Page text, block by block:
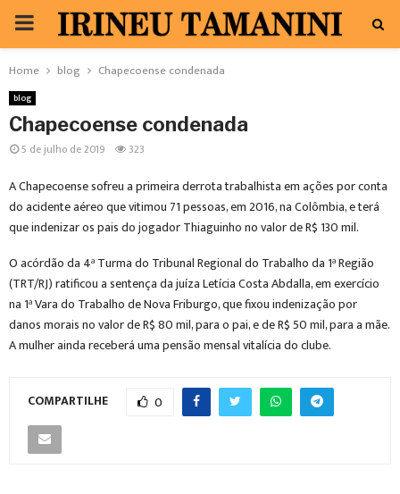
PRIMARY
MENU
Home blog Chapecoense condenada
blog
Chapecoense condenada
5 de julho de 2019 323
A Chapecoense sofreu a primeira derrota trabalhista em ações por conta
do acidente aéreo que vitimou 71 pessoas, em 2016, na Colômbia, e terá
que indenizar os pais do jogador Thiaguinho no valor de R$ 130 mil.
O acórdão da 4ª Turma do Tribunal Regional do Trabalho da 1ª Região
(TRT/RJ) ratificou a sentença da juíza Letícia Costa Abdalla, em exercício
na 1ª Vara do Trabalho de Nova Friburgo, que fixou indenização por
danos morais no valor de R$ 80 mil, para o pai, e de R$ 50 mil, para a mãe.
A mulher ainda receberá uma pensão mensal vitalícia do clube.
COMPARTILHE 0